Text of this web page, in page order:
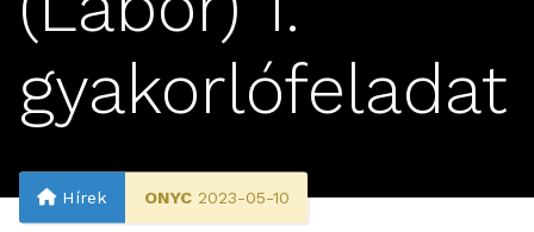
gyakorlófeladat
Hírek ONYC 2023-05-10